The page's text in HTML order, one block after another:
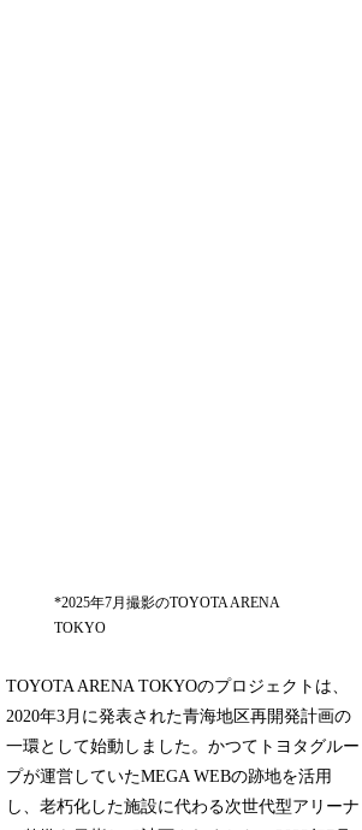
*2025年7月撮影のTOYOTA ARENA
TOKYO
TOYOTA ARENA TOKYOのプロジェクトは、
2020年3月に発表された青海地区再開発計画の
一環として始動しました。かつてトヨタグルー
プが運営していたMEGA WEBの跡地を活用
し、老朽化した施設に代わる次世代型アリーナ